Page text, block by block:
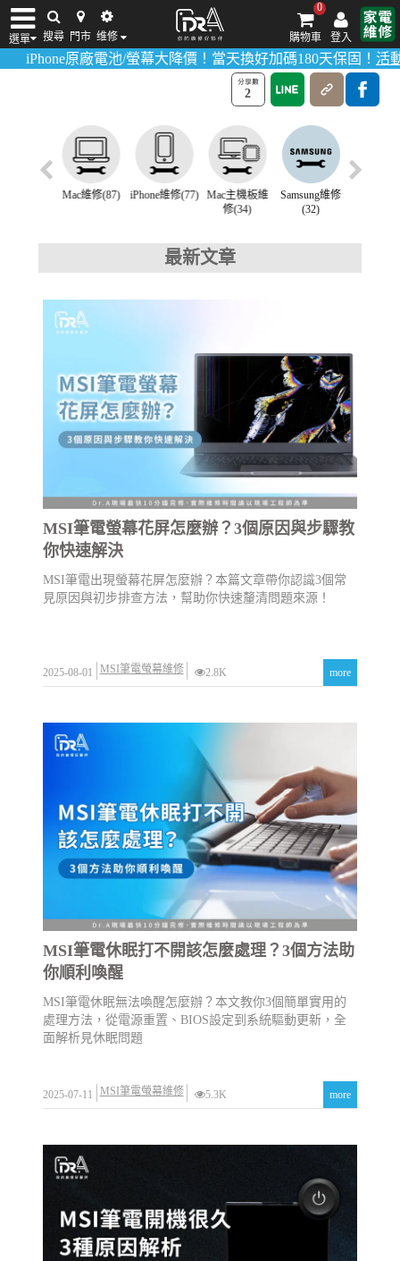
選單 搜尋 門市 维修 登入
0
購物車
iPhone維修/價格 筆電維修/價格 Android手機維修/價格 MacBook維修/價
電池/螢幕大降價！當天換好加碼180天保固！活動詳情請點我
MSI筆電螢幕維修
首頁>維修講座>MSI筆電螢幕維修
2
Mac維修(87) iPhone維修(77)
Mac主機板維
修(34)
Samsung維修
(32)
最新文章
MSI筆電螢幕花屏怎麼辦？3個原因與步驟教
你快速解決
MSI筆電出現螢幕花屏怎麼辦？本篇文章帶你認識3個常
見原因與初步排查方法，幫助你快速釐清問題來源！
2025-08-01 MSI筆電螢幕維修 2.8K more
MSI筆電休眠打不開該怎麼處理？3個方法助
你順利喚醒
MSI筆電休眠無法喚醒怎麼辦？本文教你3個簡單實用的
處理方法，從電源重置、BIOS設定到系統驅動更新，全
面解析見休眠問題
2025-07-11 MSI筆電螢幕維修 5.3K more